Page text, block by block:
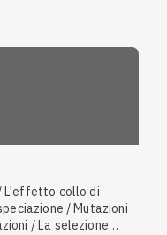
L'effetto collo di
/ Mutazioni
/ La selezione